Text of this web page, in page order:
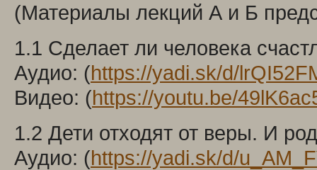
(Материалы лекций А и Б
1.1 Сделает ли человека
Аудио: (https://yadi.sk/d/
Видео: (https://youtu.be/
1.2 Дети отходят от веры. И
Аудио: (https://yadi.sk/d/